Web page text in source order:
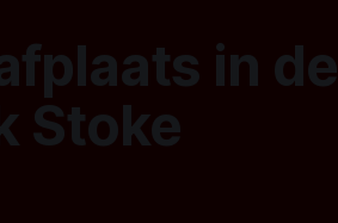
in de
Stoke